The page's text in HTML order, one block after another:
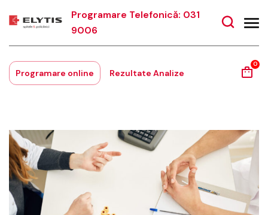
Programare Telefonică: 031
9006
Programare online Rezultate Analize
0